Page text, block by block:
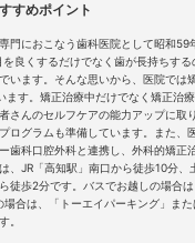
すめポイント
門におこなう歯科医院として昭和59
良くするだけでなく歯が長持ちする
います。そんな思いから、医院では
ます。矯正治療中だけでなく矯正治
さんのセルフケアの能力アップに取
ログラムも準備しています。また、
歯科口腔外科と連携し、外科的矯正
、JR「高知駅」南口から徒歩10分、
徒歩2分です。バスでお越しの場合
場合は、「トーエイパーキング」ま
。